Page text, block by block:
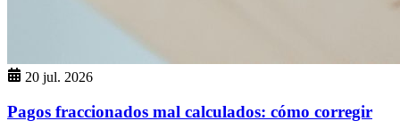
20 jul. 2026
Pagos fraccionados mal calculados: cómo corregir